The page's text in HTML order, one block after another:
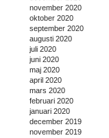
november 2020
oktober 2020
september 2020
augusti 2020
juli 2020
juni 2020
maj 2020
april 2020
mars 2020
februari 2020
januari 2020
december 2019
november 2019